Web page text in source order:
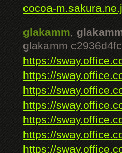
cocoa-
glakamm,
glakamm
https://
https://
https://
https://
https://
https://
https://